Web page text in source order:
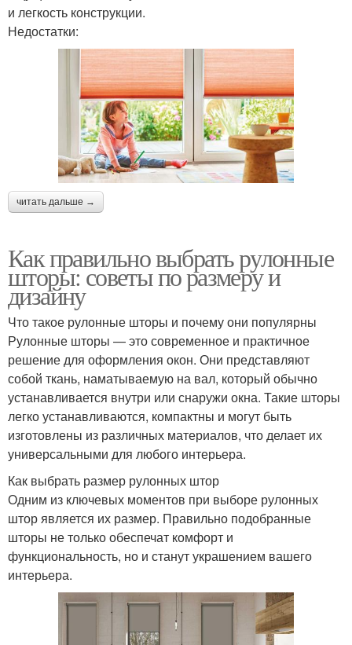
и легкость конструкции.
Недостатки:
читать дальше →
Как правильно выбрать рулонные
шторы: советы по размеру и
дизайну
Что такое рулонные шторы и почему они популярны
Рулонные шторы — это современное и практичное
решение для оформления окон. Они представляют
собой ткань, наматываемую на вал, который обычно
устанавливается внутри или снаружи окна. Такие шторы
легко устанавливаются, компактны и могут быть
изготовлены из различных материалов, что делает их
универсальными для любого интерьера.
Как выбрать размер рулонных штор
Одним из ключевых моментов при выборе рулонных
штор является их размер. Правильно подобранные
шторы не только обеспечат комфорт и
функциональность, но и станут украшением вашего
интерьера.